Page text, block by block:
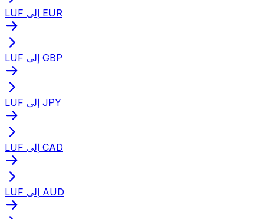
LUF إلى EUR
LUF إلى GBP
LUF إلى JPY
LUF إلى CAD
LUF إلى AUD